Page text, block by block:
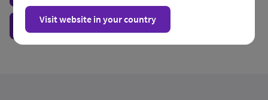
Show form unconditionally
Visit website in your country